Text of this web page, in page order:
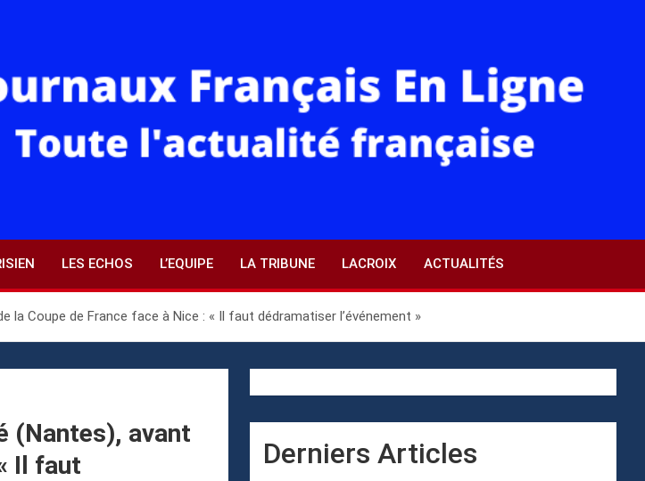
LES ECHOS L’EQUIPE LA TRIBUNE LACROIX ACTUALITÉS
Coupe de France face à Nice : « Il faut dédramatiser l’événement »
(Nantes), avant
Il faut
Derniers Articles